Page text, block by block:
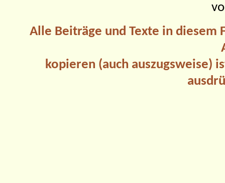
Alle Beiträge und Texte in
kopieren (auch auszugsweise)